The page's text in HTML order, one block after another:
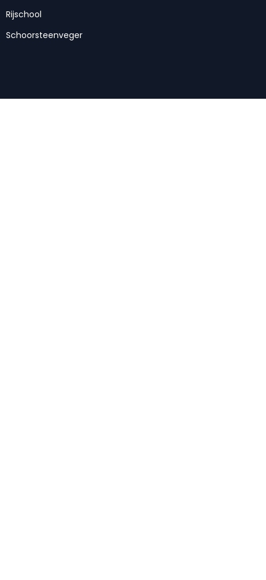
Rijschool
Schoorsteenveger